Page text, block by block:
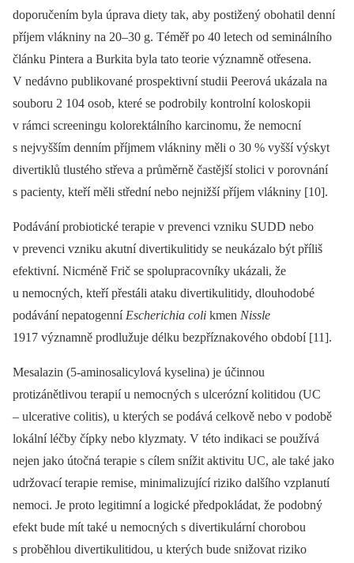
doporučením byla úprava diety tak, aby postižený obohatil denní
příjem vlákniny na 20–30 g. Téměř po 40 letech od seminálního
článku Pintera a Burkita byla tato teorie významně otřesena.
V nedávno publikované prospektivní studii Peerová ukázala na
souboru 2 104 osob, které se podrobily kontrolní koloskopii
v rámci screeningu kolorektálního karcinomu, že nemocní
s nejvyšším denním příjmem vlákniny měli o 30 % vyšší výskyt
divertiklů tlustého střeva a průměrně častější stolici v porovnání
s pacienty, kteří měli střední nebo nejnižší příjem vlákniny [10].
Podávání probiotické terapie v prevenci vzniku SUDD nebo
v prevenci vzniku akutní divertikulitidy se neukázalo být příliš
efektivní. Nicméně Frič se spolupracovníky ukázali, že
u nemocných, kteří přestáli ataku divertikulitidy, dlouhodobé
podávání nepatogenní Escherichia coli kmen Nissle
1917 významně prodlužuje délku bezpříznakového období [11].
Mesalazin (5-aminosalicylová kyselina) je účinnou
protizánětlivou terapií u nemocných s ulcerózní kolitidou (UC
–⁠ ulcerative colitis), u kterých se podává celkově nebo v podobě
lokální léčby čípky nebo klyzmaty. V této indikaci se používá
nejen jako útočná terapie s cílem snížit aktivitu UC, ale také jako
udržovací terapie remise, minimalizující riziko dalšího vzplanutí
nemoci. Je proto legitimní a logické předpokládat, že podobný
efekt bude mít také u nemocných s divertikulární chorobou
s proběhlou divertikulitidou, u kterých bude snižovat riziko